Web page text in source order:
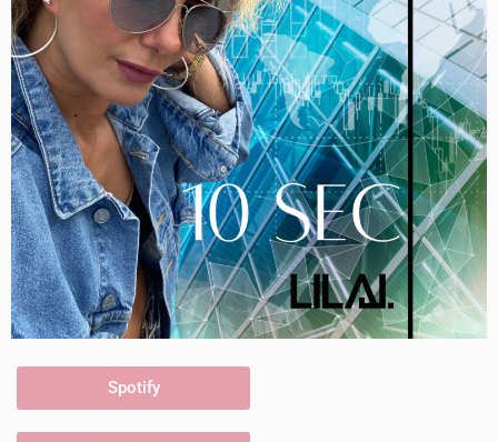
Spotify